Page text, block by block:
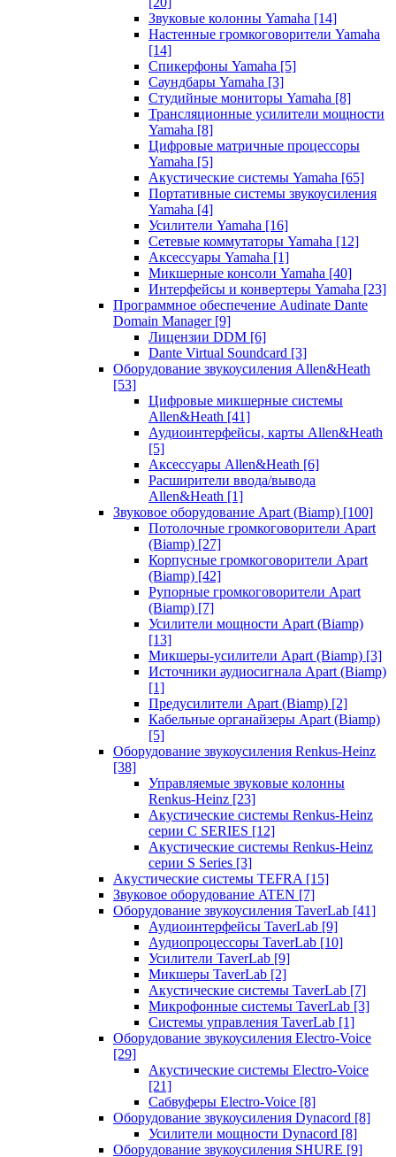
Звуковые колонны Yamaha [14]
Настенные громкоговорители Yamaha
[14]
Спикерфоны Yamaha [5]
Саундбары Yamaha [3]
Студийные мониторы Yamaha [8]
Трансляционные усилители мощности
Yamaha [8]
Цифровые матричные процессоры
Yamaha [5]
Акустические системы Yamaha [65]
Портативные системы звукоусиления
Yamaha [4]
Усилители Yamaha [16]
Сетевые коммутаторы Yamaha [12]
Аксессуары Yamaha [1]
Микшерные консоли Yamaha [40]
Интерфейсы и конвертеры Yamaha [23]
Программное обеспечение Audinate Dante
Domain Manager [9]
Лицензии DDM [6]
Dante Virtual Soundcard [3]
Оборудование звукоусиления Allen&Heath
[53]
Цифровые микшерные системы
Allen&Heath [41]
Аудиоинтерфейсы, карты Allen&Heath
[5]
Аксессуары Allen&Heath [6]
Расширители ввода/вывода
Allen&Heath [1]
Звуковое оборудование Apart (Biamp) [100]
Потолочные громкоговорители Apart
(Biamp) [27]
Корпусные громкоговорители Apart
(Biamp) [42]
Рупорные громкоговорители Apart
(Biamp) [7]
Усилители мощности Apart (Biamp)
[13]
Микшеры-усилители Apart (Biamp) [3]
Источники аудиосигнала Apart (Biamp)
[1]
Предусилители Apart (Biamp) [2]
Кабельные органайзеры Apart (Biamp)
[5]
Оборудование звукоусиления Renkus-Heinz
[38]
Управляемые звуковые колонны
Renkus-Heinz [23]
Акустические системы Renkus-Heinz
серии C SERIES [12]
Акустические системы Renkus-Heinz
серии S Series [3]
Акустические системы TEFRA [15]
Звуковое оборудование ATEN [7]
Оборудование звукоусиления TaverLab [41]
Аудиоинтерфейсы TaverLab [9]
Аудиопроцессоры TaverLab [10]
Усилители TaverLab [9]
Микшеры TaverLab [2]
Акустические системы TaverLab [7]
Микрофонные системы TaverLab [3]
Системы управления TaverLab [1]
Оборудование звукоусиления Electro-Voice
[29]
Акустические системы Electro-Voice
[21]
Сабвуферы Electro-Voice [8]
Оборудование звукоусиления Dynacord [8]
Усилители мощности Dynacord [8]
Оборудование звукоусиления SHURE [9]